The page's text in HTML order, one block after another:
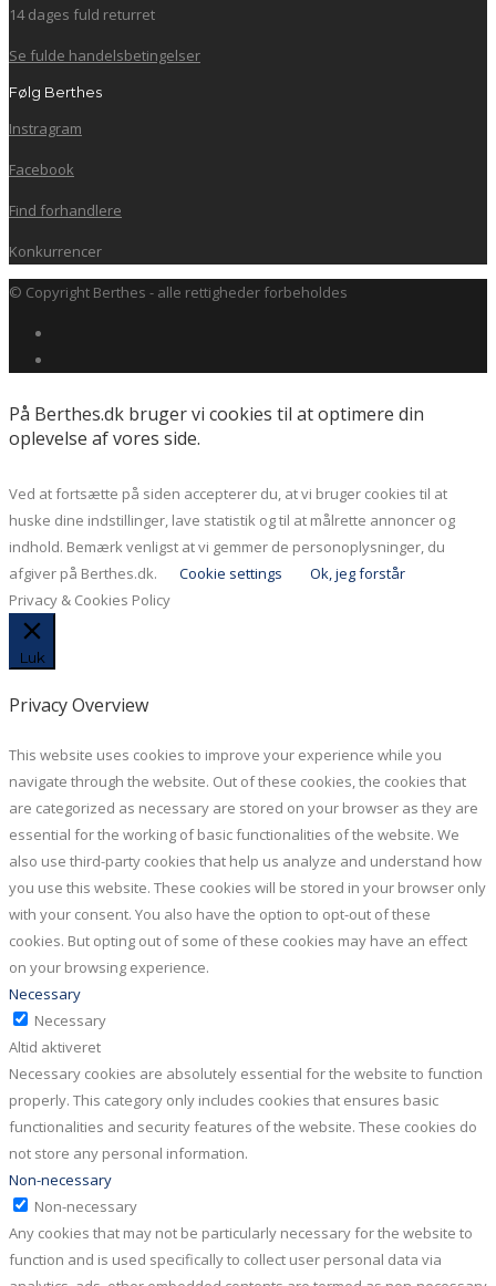
14 dages fuld returret
Se fulde handelsbetingelser
Følg Berthes
Instragram
Facebook
Find forhandlere
Konkurrencer
© Copyright Berthes - alle rettigheder forbeholdes
På Berthes.dk bruger vi cookies til at optimere din
oplevelse af vores side.
Ved at fortsætte på siden accepterer du, at vi bruger cookies til at
huske dine indstillinger, lave statistik og til at målrette annoncer og
indhold. Bemærk venligst at vi gemmer de personoplysninger, du
afgiver på Berthes.dk.
Cookie settings
Ok, jeg forstår
Privacy & Cookies Policy
Luk
Privacy Overview
This website uses cookies to improve your experience while you
navigate through the website. Out of these cookies, the cookies that
are categorized as necessary are stored on your browser as they are
essential for the working of basic functionalities of the website. We
also use third-party cookies that help us analyze and understand how
you use this website. These cookies will be stored in your browser only
with your consent. You also have the option to opt-out of these
cookies. But opting out of some of these cookies may have an effect
on your browsing experience.
Necessary
Necessary
Altid aktiveret
Necessary cookies are absolutely essential for the website to function
properly. This category only includes cookies that ensures basic
functionalities and security features of the website. These cookies do
not store any personal information.
Non-necessary
Non-necessary
Any cookies that may not be particularly necessary for the website to
function and is used specifically to collect user personal data via